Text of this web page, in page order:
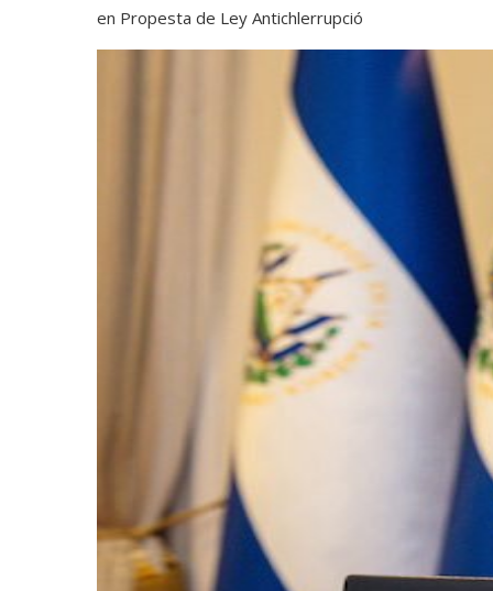
en Propesta de Ley Antichlerrupció